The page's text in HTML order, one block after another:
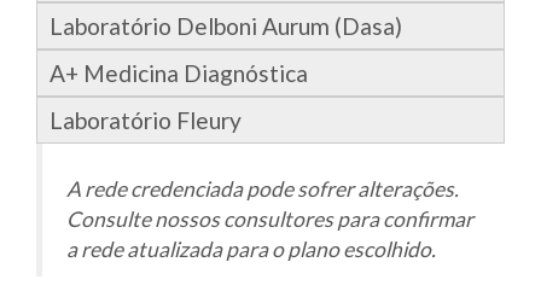
Laboratório Delboni Aurum (Dasa)
A+ Medicina Diagnóstica
Laboratório Fleury
A rede credenciada pode sofrer alterações.
Consulte nossos consultores para confirmar
a rede atualizada para o plano escolhido.